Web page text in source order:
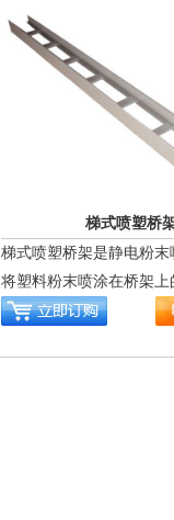
梯式喷塑桥
梯式喷塑桥架是静电粉
将塑料粉末喷涂在桥架上